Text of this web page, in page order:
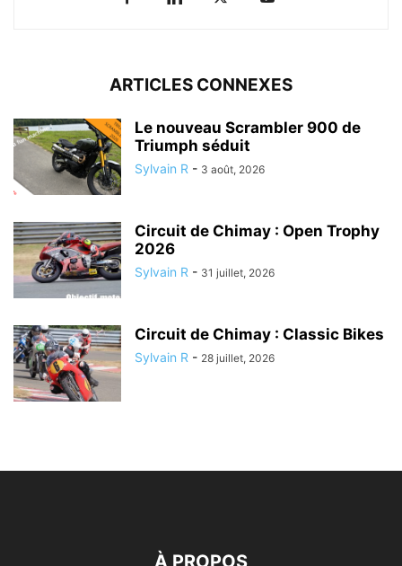
ARTICLES CONNEXES
Le nouveau Scrambler 900 de
Triumph séduit
Sylvain R - 3 août, 2026
Circuit de Chimay : Open Trophy
2026
Sylvain R - 31 juillet, 2026
Circuit de Chimay : Classic Bikes
Sylvain R - 28 juillet, 2026
À PROPOS